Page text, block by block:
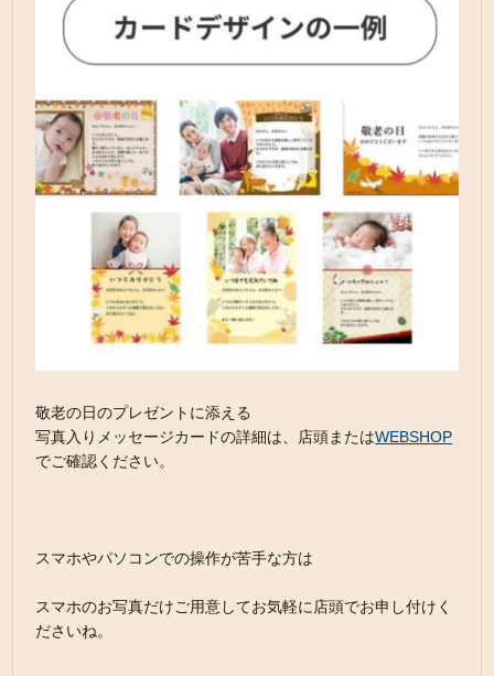
敬老の日のプレゼントに添える
写真入りメッセージカードの詳細は、店頭またはWEBSHOP
でご確認ください。
スマホやパソコンでの操作が苦手な方は
スマホのお写真だけご用意してお気軽に店頭でお申し付けく
ださいね。